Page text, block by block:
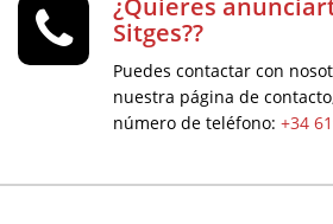
¿Quieres
Sitges??
Puedes contactar con
nuestra página de
número de teléfono: +34